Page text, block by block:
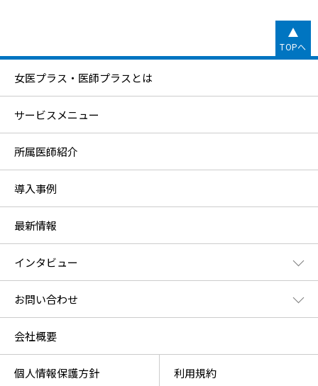
TOPへ
女医プラス・医師プラスとは
サービスメニュー
所属医師紹介
導入事例
最新情報
インタビュー
お問い合わせ
会社概要
個人情報保護方針 利用規約